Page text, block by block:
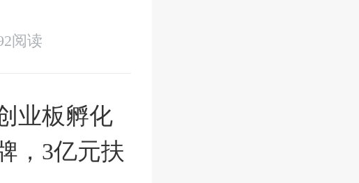
阅读
业板孵化
，3亿元扶